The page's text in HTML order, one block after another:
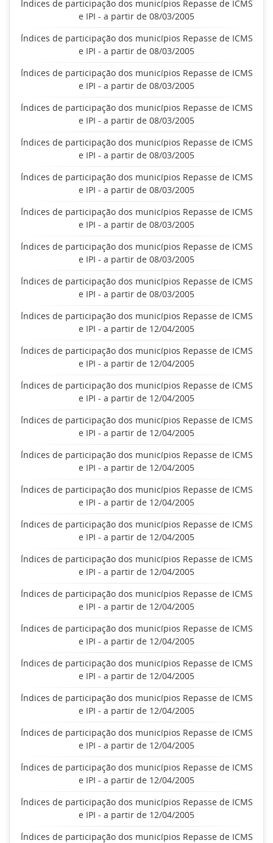
Índices de participação dos municípios Repasse de ICMS
e IPI - a partir de 08/03/2005
Índices de participação dos municípios Repasse de ICMS
e IPI - a partir de 08/03/2005
Índices de participação dos municípios Repasse de ICMS
e IPI - a partir de 08/03/2005
Índices de participação dos municípios Repasse de ICMS
e IPI - a partir de 08/03/2005
Índices de participação dos municípios Repasse de ICMS
e IPI - a partir de 08/03/2005
Índices de participação dos municípios Repasse de ICMS
e IPI - a partir de 08/03/2005
Índices de participação dos municípios Repasse de ICMS
e IPI - a partir de 08/03/2005
Índices de participação dos municípios Repasse de ICMS
e IPI - a partir de 08/03/2005
Índices de participação dos municípios Repasse de ICMS
e IPI - a partir de 08/03/2005
Índices de participação dos municípios Repasse de ICMS
e IPI - a partir de 12/04/2005
Índices de participação dos municípios Repasse de ICMS
e IPI - a partir de 12/04/2005
Índices de participação dos municípios Repasse de ICMS
e IPI - a partir de 12/04/2005
Índices de participação dos municípios Repasse de ICMS
e IPI - a partir de 12/04/2005
Índices de participação dos municípios Repasse de ICMS
e IPI - a partir de 12/04/2005
Índices de participação dos municípios Repasse de ICMS
e IPI - a partir de 12/04/2005
Índices de participação dos municípios Repasse de ICMS
e IPI - a partir de 12/04/2005
Índices de participação dos municípios Repasse de ICMS
e IPI - a partir de 12/04/2005
Índices de participação dos municípios Repasse de ICMS
e IPI - a partir de 12/04/2005
Índices de participação dos municípios Repasse de ICMS
e IPI - a partir de 12/04/2005
Índices de participação dos municípios Repasse de ICMS
e IPI - a partir de 12/04/2005
Índices de participação dos municípios Repasse de ICMS
e IPI - a partir de 12/04/2005
Índices de participação dos municípios Repasse de ICMS
e IPI - a partir de 12/04/2005
Índices de participação dos municípios Repasse de ICMS
e IPI - a partir de 12/04/2005
Índices de participação dos municípios Repasse de ICMS
e IPI - a partir de 12/04/2005
Índices de participação dos municípios Repasse de ICMS